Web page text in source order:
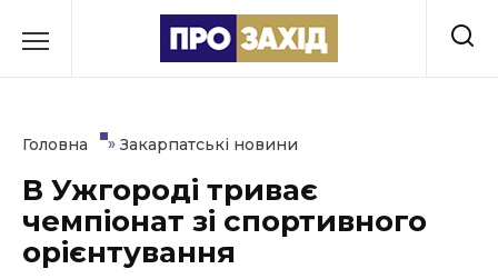
до
Культура
Освіта
Головна » Закарпатські новини
В Ужгороді триває
чемпіонат зі спортивного
орієнтування